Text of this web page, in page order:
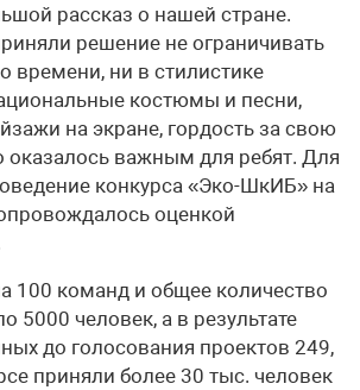
рассказ о нашей стране.
решение не ограничивать
времени, ни в стилистике
костюмы и песни,
на экране, гордость за свою
оказалось важным для ребят. Для
конкурса «Эко-ШкИБ» на
оценкой
100 команд и общее количество
5000 человек, а в результате
до голосования проектов 249,
приняли более 30 тыс. человек